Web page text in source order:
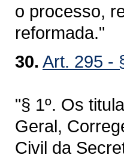
o processo,
reformada."
30. Art. 295 -
"§ 1º. Os
Geral,
Civil da